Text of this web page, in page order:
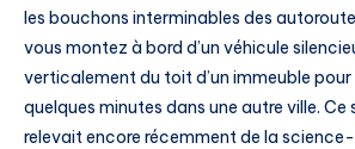
les bouchons interminables des
vous montez à bord d’un véhicule
verticalement du toit d’un immeuble pour
quelques minutes dans une autre ville. Ce
relevait encore récemment de la